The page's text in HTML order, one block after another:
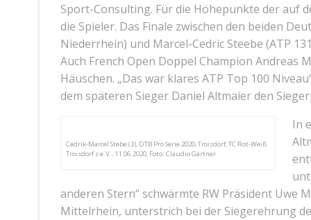
Sport-Consulting. Für die Höhepunkte der auf
die Spieler. Das Finale zwischen den beiden
Niederrhein) und Marcel-Cedric Steebe (ATP
Auch French Open Doppel Champion Andreas
Häuschen. „Das war klares ATP Top 100
dem späteren Sieger Daniel Altmaier den
Cedrik-Marcel Stebe (3), DTB Pro Serie 2020, Troisdorf, TC Rot-Weiß
Troisdorf s e.V., 11.06.2020, Foto: Claudio Gärtner
In
anderen Stern“ schwärmte RW Präsident Uwe
Mittelrhein, unterstrich bei der Siegerehrung